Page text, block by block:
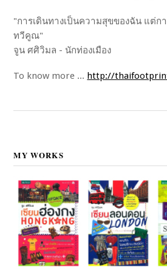
"การเดินทางเป็นความสุขของฉัน แต่ก
ทวีคูณ"
จูน ศศิวิมล - นักท่องเมือง
To know more ... http://
MY WORKS